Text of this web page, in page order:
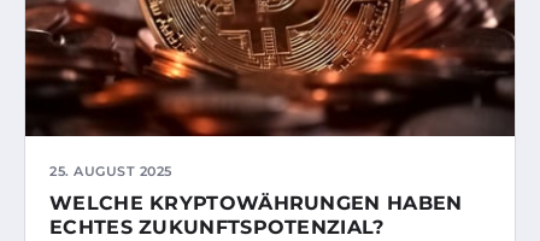
25. AUGUST 2025
WELCHE KRYPTOWÄHRUNGEN HABEN
ECHTES ZUKUNFTSPOTENZIAL?